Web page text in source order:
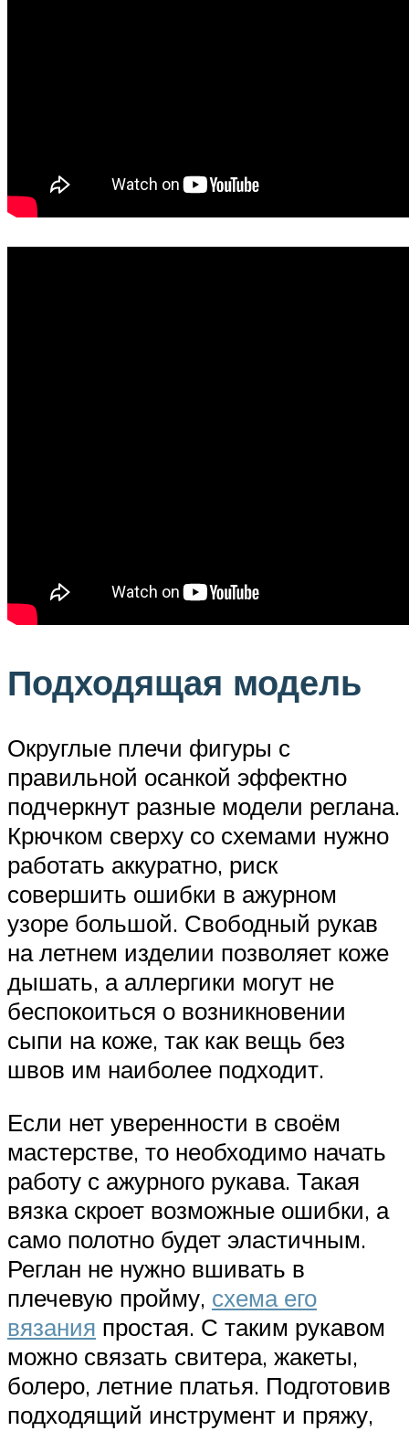
Подходящая модель
Округлые плечи фигуры с
правильной осанкой эффектно
подчеркнут разные модели реглана.
Крючком сверху со схемами нужно
работать аккуратно, риск
совершить ошибки в ажурном
узоре большой. Свободный рукав
на летнем изделии позволяет коже
дышать, а аллергики могут не
беспокоиться о возникновении
сыпи на коже, так как вещь без
швов им наиболее подходит.
Если нет уверенности в своём
мастерстве, то необходимо начать
работу с ажурного рукава. Такая
вязка скроет возможные ошибки, а
само полотно будет эластичным.
Реглан не нужно вшивать в
плечевую пройму, схема его
вязания простая. С таким рукавом
можно связать свитера, жакеты,
болеро, летние платья. Подготовив
подходящий инструмент и пряжу,